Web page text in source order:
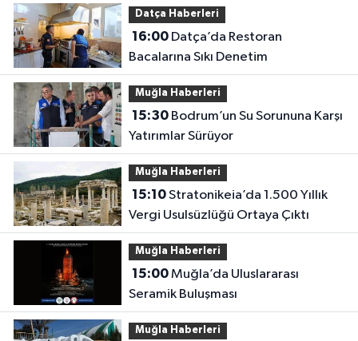
Datça Haberleri
16:00Datça’da Restoran
Bacalarına Sıkı Denetim
Muğla Haberleri
15:30Bodrum’un Su Sorununa Karşı
Yatırımlar Sürüyor
Muğla Haberleri
15:10Stratonikeia’da 1.500 Yıllık
Vergi Usulsüzlüğü Ortaya Çıktı
Muğla Haberleri
15:00Muğla’da Uluslararası
Seramik Buluşması
Muğla Haberleri